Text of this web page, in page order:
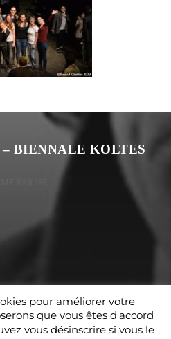
BIENNALE KOLTES
pour améliorer votre
que vous êtes d'accord
vous désinscrire si vous le